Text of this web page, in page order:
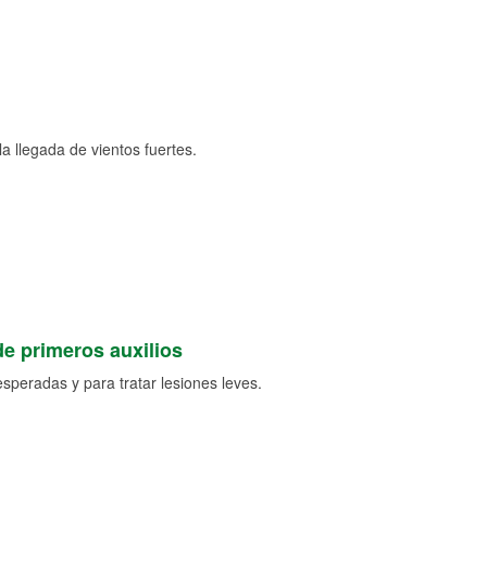
llegada de vientos fuertes.
primeros auxilios
y para tratar lesiones leves.